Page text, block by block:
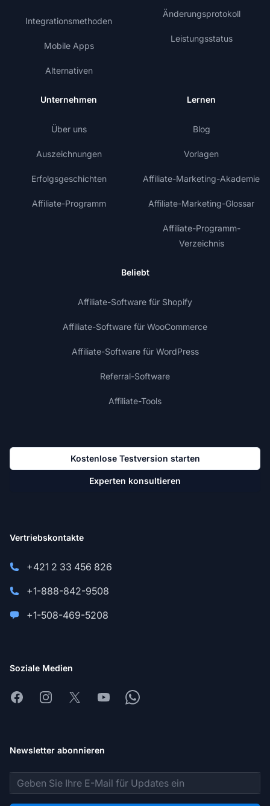
Integrationsmethoden
Mobile Apps
Alternativen
Änderungsprotokoll
Leistungsstatus
Unternehmen
Über uns
Auszeichnungen
Erfolgsgeschichten
Affiliate-Programm
Lernen
Blog
Vorlagen
Affiliate-Marketing-Akademie
Affiliate-Marketing-Glossar
Affiliate-Programm-
Verzeichnis
Beliebt
Affiliate-Software für Shopify
Affiliate-Software für WooCommerce
Affiliate-Software für WordPress
Referral-Software
Affiliate-Tools
Kostenlose Testversion starten
Experten konsultieren
Vertriebskontakte
+421 2 33 456 826
+1-888-842-9508
+1-508-469-5208
Soziale Medien
FacebookInstagram
X YoutubeWhatsapp
Newsletter abonnieren
E-Mail-Adresse